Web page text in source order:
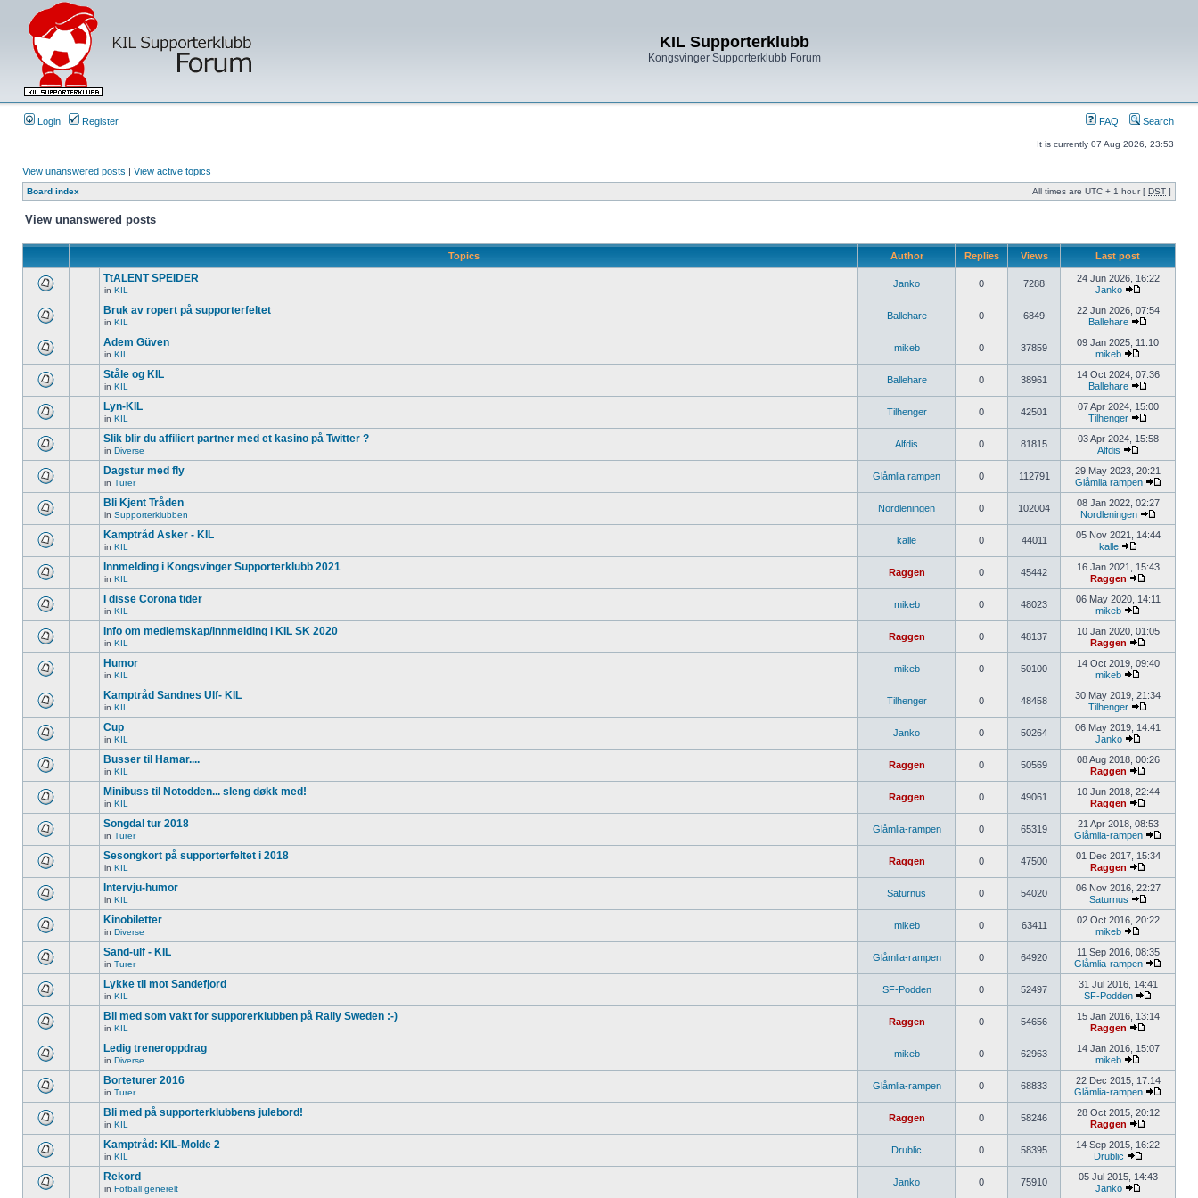
KIL Supporterklubb
Kongsvinger Supporterklubb Forum
Login Register FAQ Search
It is currently 07 Aug 2026, 23:53
View unanswered posts | View active topics
Board index All times are UTC + 1 hour [ DST ]
View unanswered posts
Topics Author Replies Views Last post
TtALENT SPEIDER
in KIL
Janko 0 7288
24 Jun 2026, 16:22
Janko
Bruk av ropert på supporterfeltet
in KIL
Ballehare 0 6849
22 Jun 2026, 07:54
Ballehare
Adem Güven
in KIL
mikeb 0 37859
09 Jan 2025, 11:10
mikeb
Ståle og KIL
in KIL
Ballehare 0 38961
14 Oct 2024, 07:36
Ballehare
Lyn-KIL
in KIL
Tilhenger 0 42501
07 Apr 2024, 15:00
Tilhenger
Slik blir du affiliert partner med et kasino på Twitter ?
in Diverse
Alfdis 0 81815
03 Apr 2024, 15:58
Alfdis
Dagstur med fly
in Turer
Glåmlia rampen 0 112791
29 May 2023, 20:21
Glåmlia rampen
Bli Kjent Tråden
in Supporterklubben
Nordleningen 0 102004
08 Jan 2022, 02:27
Nordleningen
Kamptråd Asker - KIL
in KIL
kalle 0 44011
05 Nov 2021, 14:44
kalle
Innmelding i Kongsvinger Supporterklubb 2021
in KIL
Raggen 0 45442
16 Jan 2021, 15:43
Raggen
I disse Corona tider
in KIL
mikeb 0 48023
06 May 2020, 14:11
mikeb
Info om medlemskap/innmelding i KIL SK 2020
in KIL
Raggen 0 48137
10 Jan 2020, 01:05
Raggen
Humor
in KIL
mikeb 0 50100
14 Oct 2019, 09:40
mikeb
Kamptråd Sandnes Ulf- KIL
in KIL
Tilhenger 0 48458
30 May 2019, 21:34
Tilhenger
Cup
in KIL
Janko 0 50264
06 May 2019, 14:41
Janko
Busser til Hamar....
in KIL
Raggen 0 50569
08 Aug 2018, 00:26
Raggen
Minibuss til Notodden... sleng døkk med!
in KIL
Raggen 0 49061
10 Jun 2018, 22:44
Raggen
Songdal tur 2018
in Turer
Glåmlia-rampen 0 65319
21 Apr 2018, 08:53
Glåmlia-rampen
Sesongkort på supporterfeltet i 2018
in KIL
Raggen 0 47500
01 Dec 2017, 15:34
Raggen
Intervju-humor
in KIL
Saturnus 0 54020
06 Nov 2016, 22:27
Saturnus
Kinobiletter
in Diverse
mikeb 0 63411
02 Oct 2016, 20:22
mikeb
Sand-ulf - KIL
in Turer
Glåmlia-rampen 0 64920
11 Sep 2016, 08:35
Glåmlia-rampen
Lykke til mot Sandefjord
in KIL
SF-Podden 0 52497
31 Jul 2016, 14:41
SF-Podden
Bli med som vakt for supporerklubben på Rally Sweden :-)
in KIL
Raggen 0 54656
15 Jan 2016, 13:14
Raggen
Ledig treneroppdrag
in Diverse
mikeb 0 62963
14 Jan 2016, 15:07
mikeb
Borteturer 2016
in Turer
Glåmlia-rampen 0 68833
22 Dec 2015, 17:14
Glåmlia-rampen
Bli med på supporterklubbens julebord!
in KIL
Raggen 0 58246
28 Oct 2015, 20:12
Raggen
Kamptråd: KIL-Molde 2
in KIL
Drublic 0 58395
14 Sep 2015, 16:22
Drublic
Rekord
in Fotball generelt
Janko 0 75910
05 Jul 2015, 14:43
Janko